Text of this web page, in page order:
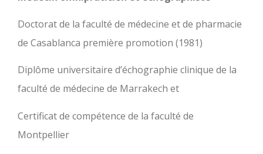
Doctorat de la faculté de médecine et de pharmacie
de Casablanca première promotion (1981)
Diplôme universitaire d’échographie clinique de la
faculté de médecine de Marrakech et
Certificat de compétence de la faculté de
Montpellier